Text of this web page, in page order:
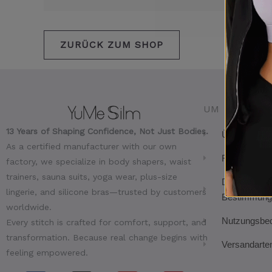
ZURÜCK ZUM SHOP
13 Years of Shaping Confidence, Not Just Bodies.
As a certified manufacturer with our own
factory, we specialize in body shapers, waist
trainers, sauna suits, yoga wear, plus-size
lingerie, and silicone bras—trusted by customers
worldwide.
Every stitch is crafted for comfort, support, and
transformation. Because real change begins with
feeling empowered.
UM
Über uns
Datenschutz-